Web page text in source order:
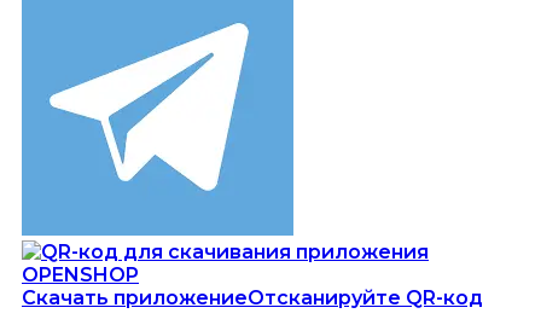
Скачать приложениеОтсканируйте QR-код